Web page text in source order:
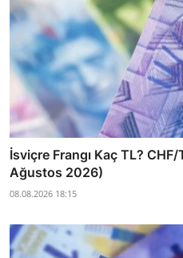
İsviçre Frangı Kaç TL?
Ağustos 2026)
08.08.2026 18:15